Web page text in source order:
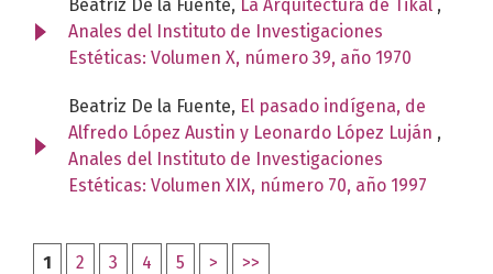
Beatriz De la Fuente, La Arquitectura de Tikal ,
Anales del Instituto de Investigaciones
Estéticas: Volumen X, número 39, año 1970
Beatriz De la Fuente, El pasado indígena, de
Alfredo López Austin y Leonardo López Luján ,
Anales del Instituto de Investigaciones
Estéticas: Volumen XIX, número 70, año 1997
1 2 3 4 5 > >>